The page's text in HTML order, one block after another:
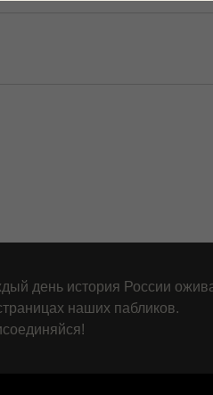
день история России
наших пабликов.